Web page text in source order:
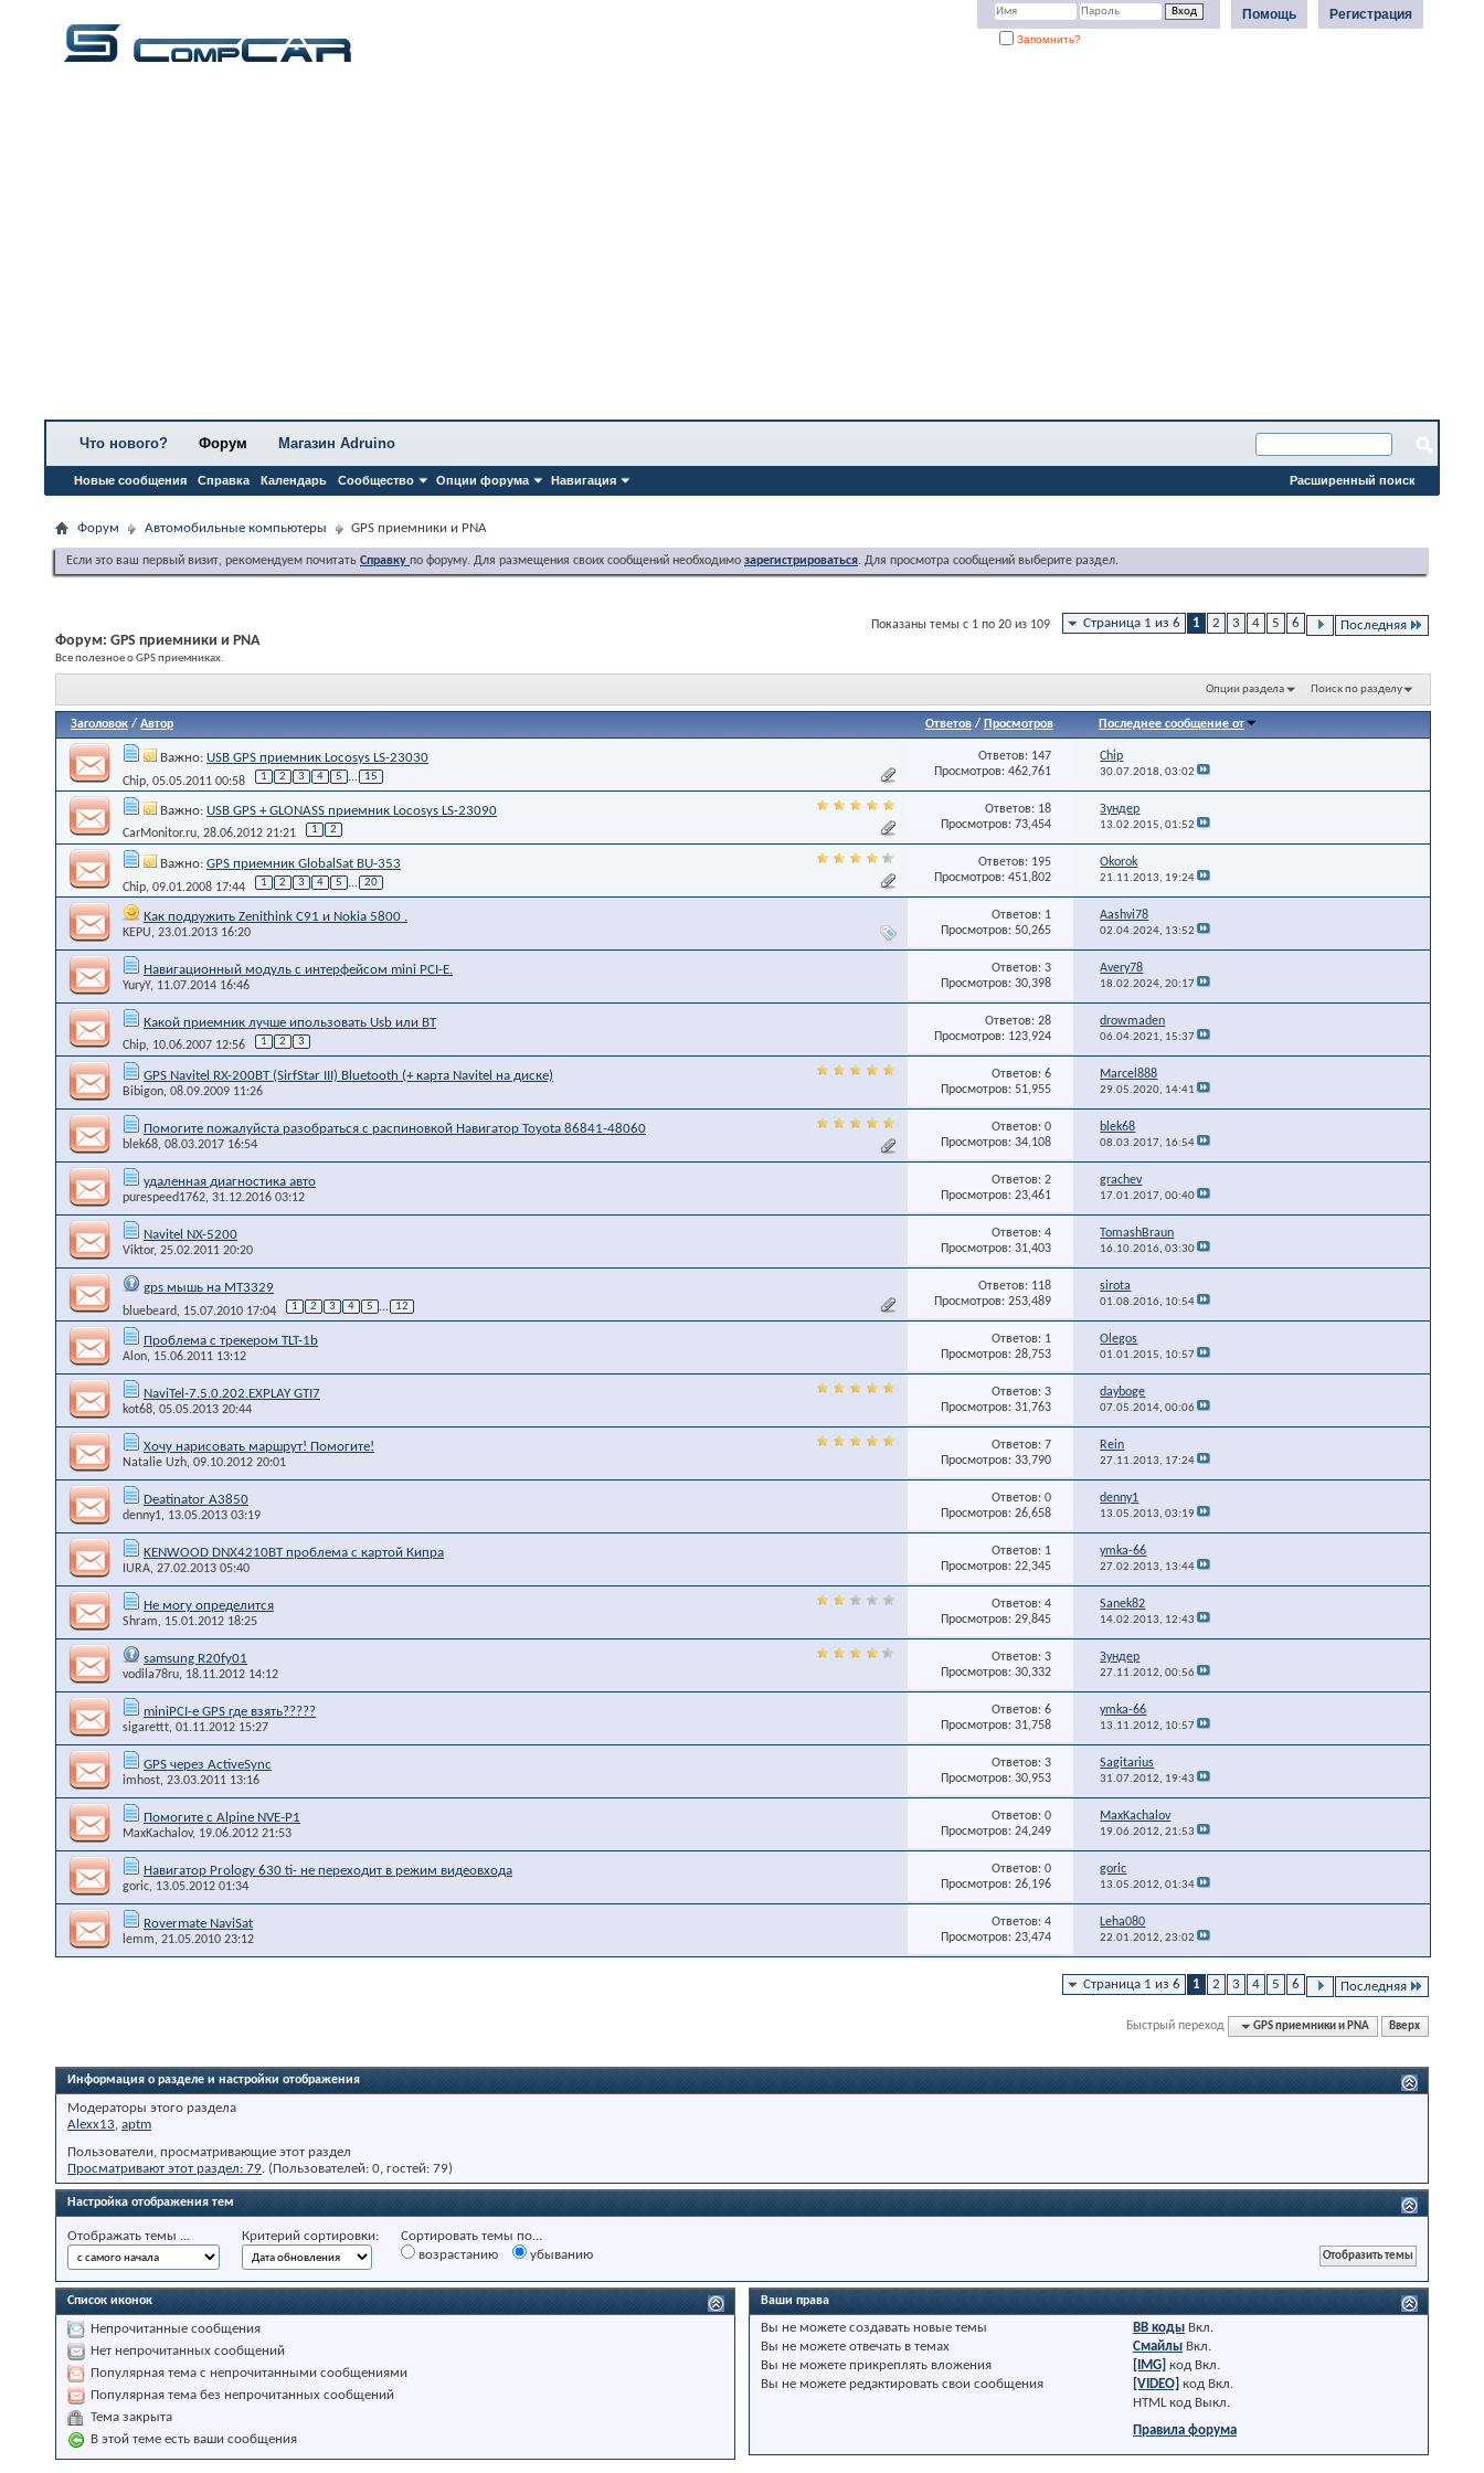
Регистрация
Помощь
Запомнить?
Что нового? Форум
Новые сообщения Справка Календарь Сообщество Опции форума Навигация
Магазин Adruino
Расширенный поиск
Форум Автомобильные компьютеры GPS приемники и PNA
Если это ваш первый визит, рекомендуем почитать Справку по форуму. Для размещения своих сообщений необходимо зарегистрироваться. Для просмотра сообщений выберите раздел.
Страница 1 из 6 1 2 3 4 5 6 Последняя
Показаны темы с 1 по 20 из 109
Форум: GPS приемники и PNA
Все полезное о GPS приемниках.
Опции раздела Поиск по разделу
Заголовок / Автор Ответов/ Просмотров Последнее сообщение от
Важно: USB GPS приемник Locosys LS-23030
Chip, 05.05.2011 00:58 1 2 3 4 5 ... 15
Ответов: 147
Просмотров: 462,761
Chip
30.07.2018,03:02
Важно: USB GPS + GLONASS приемник Locosys LS-23090
CarMonitor.ru, 28.06.2012 21:21 1 2
Ответов: 18
Просмотров: 73,454
Зундер
13.02.2015,01:52
Важно: GPS приемник GlobalSat BU-353
Chip, 09.01.2008 17:44 1 2 3 4 5 ... 20
Ответов: 195
Просмотров: 451,802
Okorok
21.11.2013, 19:24
Как подружить Zenithink С91 и Nokia 5800 .
KEPU, 23.01.2013 16:20
Ответов: 1
Просмотров: 50,265
Aashvi78
02.04.2024, 13:52
Навигационный модуль с интерфейсом mini PCI-E.
YuryY, 11.07.2014 16:46
Ответов: 3
Просмотров: 30,398
Avery78
18.02.2024,20:17
Какой приемник лучше ипользовать Usb или ВТ
Chip, 10.06.2007 12:56 1 2 3
Ответов: 28
Просмотров: 123,924
drowmaden
06.04.2021, 15:37
GPS Navitel RX-200BT (SirfStar III) Bluetooth (+ карта Navitel на диске)
Bibigon, 08.09.2009 11:26
Ответов: 6
Просмотров: 51,955
Marcel888
29.05.2020, 14:41
Помогите пожалуйста разобраться с распиновкой Навигатор Toyota 86841-48060
blek68, 08.03.2017 16:54
Ответов: 0
Просмотров: 34,108
blek68
08.03.2017, 16:54
удаленная диагностика авто
purespeed1762, 31.12.2016 03:12
Ответов: 2
Просмотров: 23,461
grachev
17.01.2017,00:40
Navitel NX-5200
Viktor, 25.02.2011 20:20
Ответов: 4
Просмотров: 31,403
TomashBraun
16.10.2016,03:30
gps мышь на MT3329
bluebeard, 15.07.2010 17:04 1 2 3 4 5 ... 12
Ответов: 118
Просмотров: 253,489
sirota
01.08.2016, 10:54
Проблема с трекером TLT-1b
Alon, 15.06.2011 13:12
Ответов: 1
Просмотров: 28,753
Olegos
01.01.2015, 10:57
NaviTel-7.5.0.202.EXPLAY GTI7
kot68, 05.05.2013 20:44
Ответов: 3
Просмотров: 31,763
dayboge
07.05.2014,00:06
Хочу нарисовать маршрут! Помогите!
Natalie Uzh, 09.10.2012 20:01
Ответов: 7
Просмотров: 33,790
Rein
27.11.2013, 17:24
Deatinator A3850
denny1, 13.05.2013 03:19
Ответов: 0
Просмотров: 26,658
denny1
13.05.2013,03:19
KENWOOD DNX4210BT проблема с картой Кипра
IURA, 27.02.2013 05:40
Ответов: 1
Просмотров: 22,345
ymka-66
27.02.2013, 13:44
Не могу определится
Shram, 15.01.2012 18:25
Ответов: 4
Просмотров: 29,845
Sanek82
14.02.2013, 12:43
samsung R20fy01
vodila78ru, 18.11.2012 14:12
Ответов: 3
Просмотров: 30,332
Зундер
27.11.2012,00:56
miniPCI-e GPS где взять?????
sigarettt, 01.11.2012 15:27
Ответов: 6
Просмотров: 31,758
ymka-66
13.11.2012, 10:57
GPS через ActiveSync
imhost, 23.03.2011 13:16
Ответов: 3
Просмотров: 30,953
Sagitarius
31.07.2012, 19:43
Помогите с Alpine NVE-P1
MaxKachalov, 19.06.2012 21:53
Ответов: 0
Просмотров: 24,249
MaxKachalov
19.06.2012,21:53
Навигатор Prology 630 ti- не переходит в режим видеовхода
goric, 13.05.2012 01:34
Ответов: 0
Просмотров: 26,196
goric
13.05.2012,01:34
Rovermate NaviSat
lemm, 21.05.2010 23:12
Ответов: 4
Просмотров: 23,474
Leha080
22.01.2012,23:02
Страница 1 из 6 1 2 3 4 5 6 Последняя
Быстрый переход GPS приемники и PNA Вверх
Информация о разделе и настройки отображения
Модераторы этого раздела
Alexx13, aptm
Пользователи, просматривающие этот раздел
Просматривают этот раздел: 79. (Пользователей: 0, гостей: 79)
Настройка отображения тем
Отображать темы ... Критерий сортировки:
Сортировать темы по...
возрастанию
убыванию
Список иконок
Непрочитанные сообщения
Нет непрочитанных сообщений
Популярная тема с непрочитанными сообщениями
Популярная тема без непрочитанных сообщений
Тема закрыта
В этой теме есть ваши сообщения
Ваши права
Вы не можете создавать новые темы
Вы не можете отвечать в темах
Вы не можете прикреплять вложения
Вы не можете редактировать свои сообщения
BB коды Вкл.
Смайлы Вкл.
[IMG] код Вкл.
[VIDEO] код Вкл.
HTML код Выкл.
Правила форума